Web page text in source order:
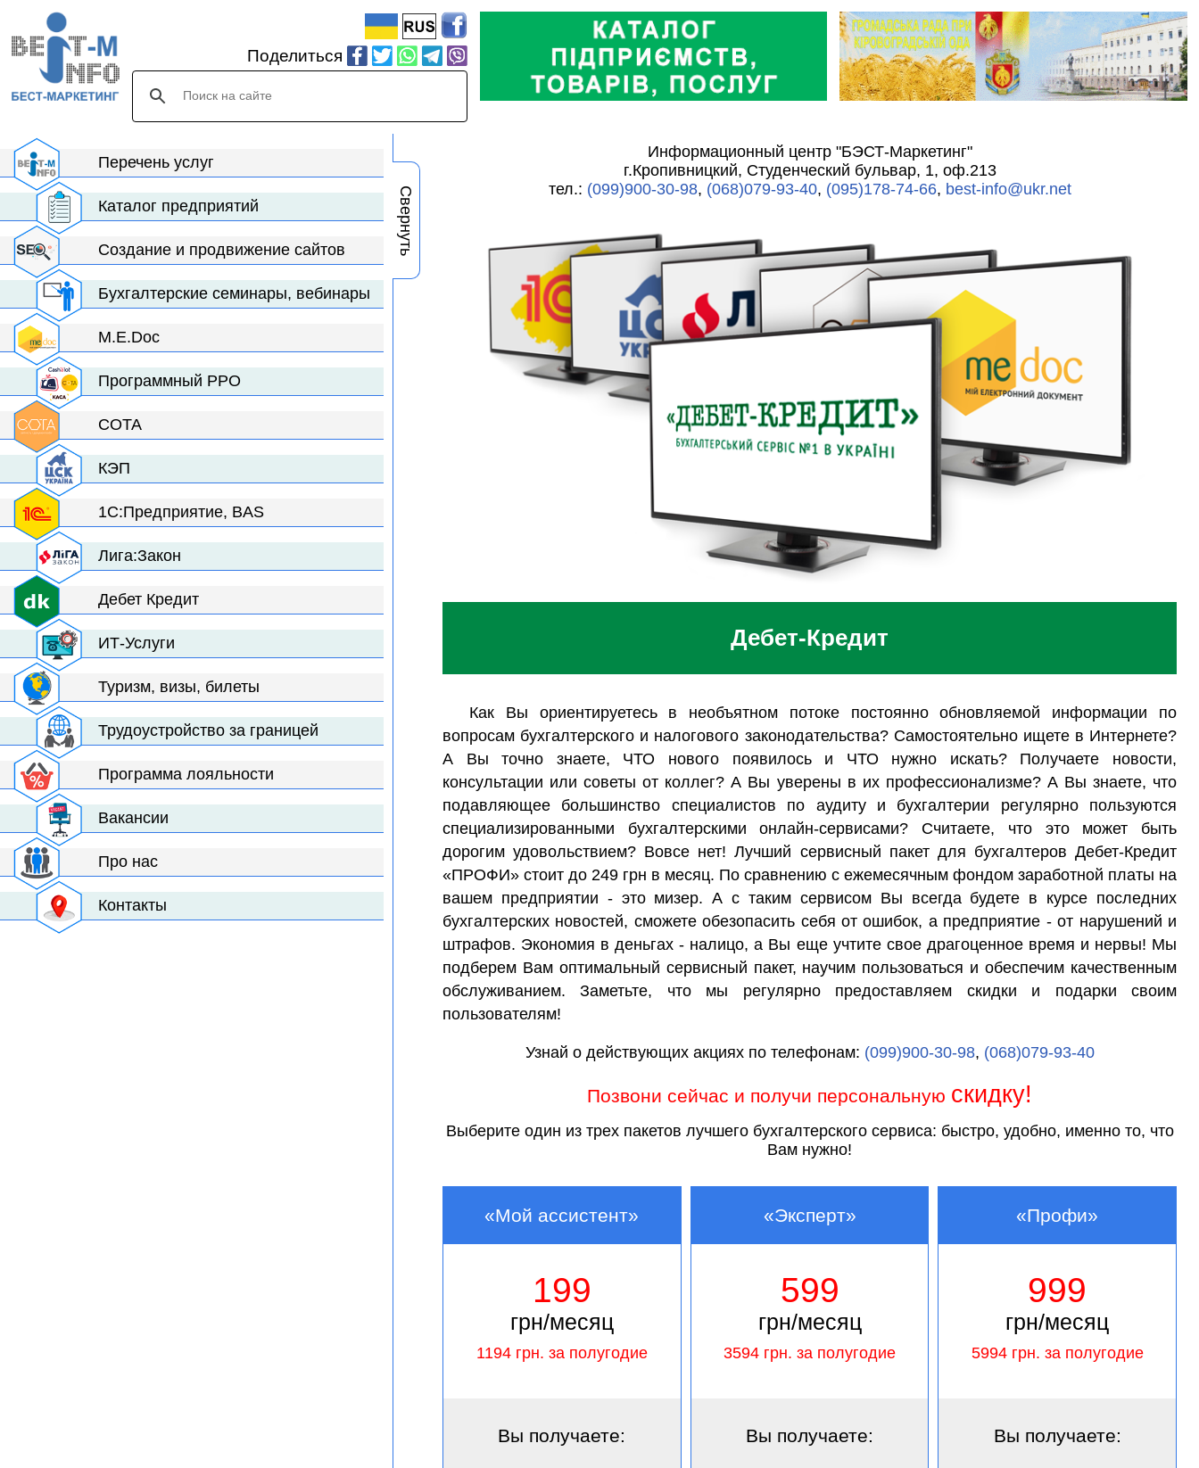
Поделиться
Перечень услуг
Каталог предприятий
Создание и продвижение сайтов
Бухгалтерские семинары, вебинары
M.E.Doc
Программный РРО
СОТА
КЭП
1С:Предприятие, BAS
Лига:Закон
Дебет Кредит
ИТ-Услуги
Туризм, визы, билеты
Трудоустройство за границей
Программа лояльности
Вакансии
Про нас
Контакты
Свернуть
Информационный центр "БЭСТ-Маркетинг"
г.Кропивницкий, Студенческий бульвар, 1, оф.213
тел.: (099)900-30-98, (068)079-93-40, (095)178-74-66, best-info@ukr.net
Дебет-Кредит
Как Вы ориентируетесь в необъятном потоке постоянно обновляемой информации по
вопросам бухгалтерского и налогового законодательства? Самостоятельно ищете в Интернете?
А Вы точно знаете, ЧТО нового появилось и ЧТО нужно искать? Получаете новости,
консультации или советы от коллег? А Вы уверены в их профессионализме? А Вы знаете, что
подавляющее большинство специалистов по аудиту и бухгалтерии регулярно пользуются
специализированными бухгалтерскими онлайн-сервисами? Считаете, что это может быть
дорогим удовольствием? Вовсе нет! Лучший сервисный пакет для бухгалтеров Дебет-Кредит
«ПРОФИ» стоит до 249 грн в месяц. По сравнению с ежемесячным фондом заработной платы на
вашем предприятии - это мизер. А с таким сервисом Вы всегда будете в курсе последних
бухгалтерских новостей, сможете обезопасить себя от ошибок, а предприятие - от нарушений и
штрафов. Экономия в деньгах - налицо, а Вы еще учтите свое драгоценное время и нервы! Мы
подберем Вам оптимальный сервисный пакет, научим пользоваться и обеспечим качественным
обслуживанием. Заметьте, что мы регулярно предоставляем скидки и подарки своим
пользователям!
Узнай о действующих акциях по телефонам: (099)900-30-98, (068)079-93-40
Позвони сейчас и получи персональную скидку!
Выберите один из трех пакетов лучшего бухгалтерского сервиса: быстро, удобно, именно то, что
Вам нужно!
«Мой ассистент»
199
грн/месяц
1194грн. за полугодие
Вы получаете:
«Эксперт»
599
грн/месяц
3594 грн. за полугодие
Вы получаете:
«Профи»
999
грн/месяц
5994грн. за полугодие
Вы получаете: